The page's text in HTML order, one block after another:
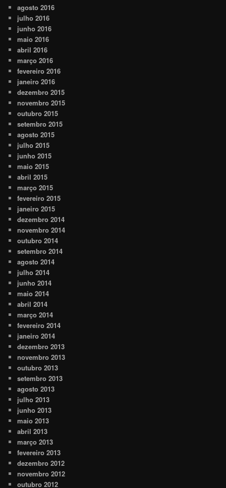
agosto 2016
julho 2016
junho 2016
maio 2016
abril 2016
março 2016
fevereiro 2016
janeiro 2016
dezembro 2015
novembro 2015
outubro 2015
setembro 2015
agosto 2015
julho 2015
junho 2015
maio 2015
abril 2015
março 2015
fevereiro 2015
janeiro 2015
dezembro 2014
novembro 2014
outubro 2014
setembro 2014
agosto 2014
julho 2014
junho 2014
maio 2014
abril 2014
março 2014
fevereiro 2014
janeiro 2014
dezembro 2013
novembro 2013
outubro 2013
setembro 2013
agosto 2013
julho 2013
junho 2013
maio 2013
abril 2013
março 2013
fevereiro 2013
dezembro 2012
novembro 2012
outubro 2012